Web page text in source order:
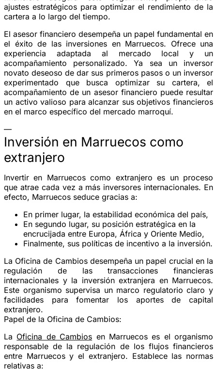
ajustes estratégicos para optimizar el rendimiento de la
cartera a lo largo del tiempo.
El asesor financiero desempeña un papel fundamental en
el éxito de las inversiones en Marruecos. Ofrece una
experiencia adaptada al mercado local y un
acompañamiento personalizado. Ya sea un inversor
novato deseoso de dar sus primeros pasos o un inversor
experimentado que busca optimizar su cartera, el
acompañamiento de un asesor financiero puede resultar
un activo valioso para alcanzar sus objetivos financieros
en el marco específico del mercado marroquí.
—
Inversión en Marruecos como
extranjero
Invertir en Marruecos como extranjero es un proceso
que atrae cada vez a más inversores internacionales. En
efecto, Marruecos seduce gracias a:
En primer lugar, la estabilidad económica del país,
En segundo lugar, su posición estratégica en la
encrucijada entre Europa, África y Oriente Medio,
Finalmente, sus políticas de incentivo a la inversión.
La Oficina de Cambios desempeña un papel crucial en la
regulación de las transacciones financieras
internacionales y la inversión extranjera en Marruecos.
Este organismo supervisa un marco regulatorio claro y
facilidades para fomentar los aportes de capital
extranjero.
Papel de la Oficina de Cambios:
La Oficina de Cambios en Marruecos es el organismo
responsable de la regulación de los flujos financieros
entre Marruecos y el extranjero. Establece las normas
relativas a: